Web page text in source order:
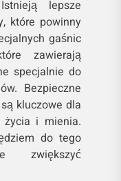
lepsze
które powinny
gaśnic
zawierają
specjalnie do
Bezpieczne
kluczowe dla
życia i mienia.
do tego